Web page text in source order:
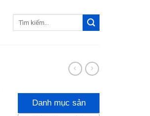
Danh mục sản